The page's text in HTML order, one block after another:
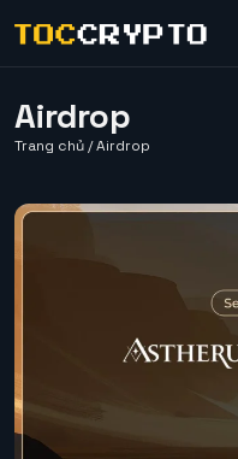
Airdrop
Trang chủ/Airdrop